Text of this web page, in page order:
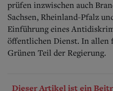
prüfen inzwischen auch
Sachsen, Rheinland-Pfalz
Einführung eines
öffentlichen Dienst. In allen
Grünen Teil der Regierung.
Dieser Artikel ist ein